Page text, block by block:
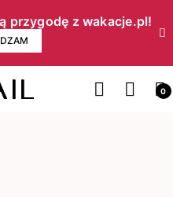
przygodę z wakacje.pl!​
0